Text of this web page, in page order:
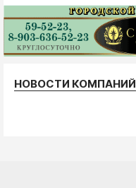
НОВОСТИ КОМПАНИЙ